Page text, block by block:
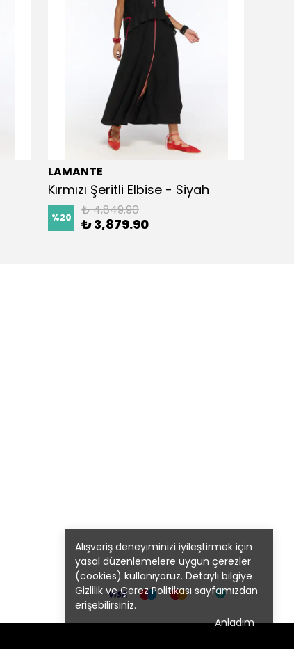
Alışveriş deneyiminizi iyileştirmek için
yasal düzenlemelere uygun çerezler
(cookies) kullanıyoruz. Detaylı bilgiye
Gizlilik ve Çerez Politikası sayfamızdan
erişebilirsiniz.
Anladım
LAMANTE
Kırmızı Şeritli Elbise - Siyah
%20 ₺ 4,849.90
₺ 3,879.90